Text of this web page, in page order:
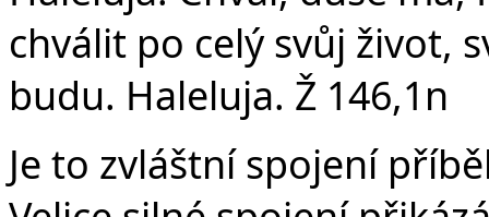
chválit po celý svůj život,
budu. Haleluja. Ž 146,1n
Je to zvláštní spojení